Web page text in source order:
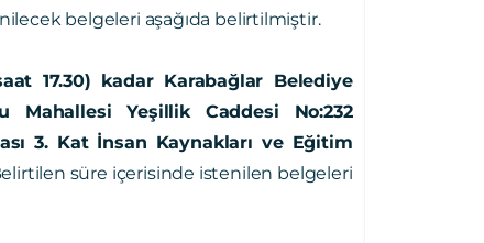
belgeleri aşağıda belirtilmiştir.
17.30) kadar Karabağlar Belediye
Mahallesi Yeşillik Caddesi No:232
3. Kat İnsan Kaynakları ve Eğitim
süre içerisinde istenilen belgeleri